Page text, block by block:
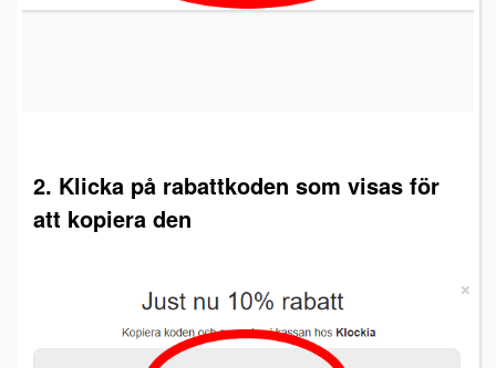
2. Klicka på rabattkoden som visas för
att kopiera den